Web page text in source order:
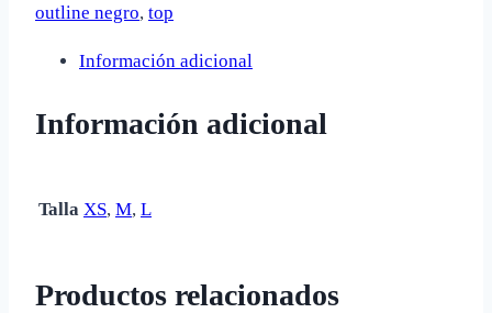
outline negro, top
Información adicional
Información adicional
Talla XS, M, L
Productos relacionados